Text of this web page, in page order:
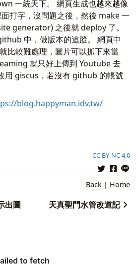
一統天下。 網頁生成也越來越像
打字，沒問題之後，然後 make 一
generator) 之後就 deploy 了。
中，做版本的追蹤。 網頁中
比較難處理，圖片可以抓下來當
就只好上傳到 Youtube 去
用 giscus，若沒有 github 的帳號
blog.happyman.idv.tw/
CC BY-NC 4.0
Back | Home
出圖
天真聖門水管改道記